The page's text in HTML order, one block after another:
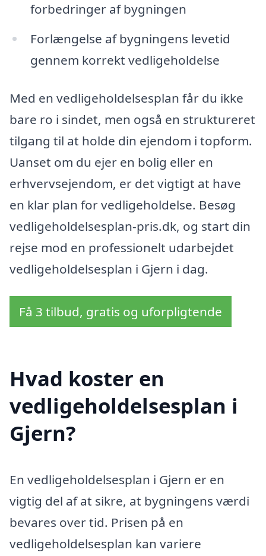
forbedringer af bygningen
Forlængelse af bygningens levetid
gennem korrekt vedligeholdelse
Med en vedligeholdelsesplan får du ikke
bare ro i sindet, men også en struktureret
tilgang til at holde din ejendom i topform.
Uanset om du ejer en bolig eller en
erhvervsejendom, er det vigtigt at have
en klar plan for vedligeholdelse. Besøg
vedligeholdelsesplan-pris.dk, og start din
rejse mod en professionelt udarbejdet
vedligeholdelsesplan i Gjern i dag.
Få 3 tilbud, gratis og uforpligtende
Hvad koster en
vedligeholdelsesplan i
Gjern?
En vedligeholdelsesplan i Gjern er en
vigtig del af at sikre, at bygningens værdi
bevares over tid. Prisen på en
vedligeholdelsesplan kan variere